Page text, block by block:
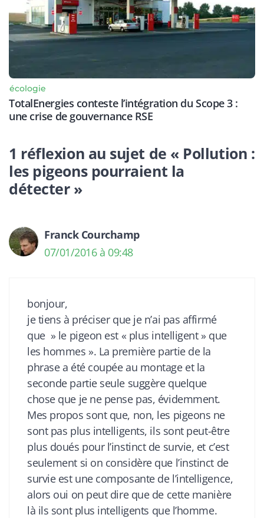
écologie
TotalEnergies conteste l’intégration du Scope 3 :
une crise de gouvernance RSE
1 réflexion au sujet de « Pollution :
les pigeons pourraient la
détecter »
Franck Courchamp
07/01/2016 à 09:48
bonjour,
je tiens à préciser que je n’ai pas affirmé
que » le pigeon est « plus intelligent » que
les hommes ». La première partie de la
phrase a été coupée au montage et la
seconde partie seule suggère quelque
chose que je ne pense pas, évidemment.
Mes propos sont que, non, les pigeons ne
sont pas plus intelligents, ils sont peut-être
plus doués pour l’instinct de survie, et c’est
seulement si on considère que l’instinct de
survie est une composante de l’intelligence,
alors oui on peut dire que de cette manière
là ils sont plus intelligents que l’homme.